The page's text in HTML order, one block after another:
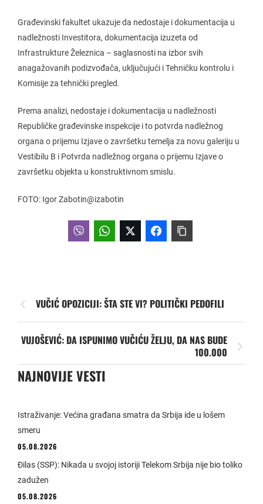
Građevinski fakultet ukazuje da nedostaje i dokumentacija u
nadležnosti Investitora, dokumentacija izuzeta od
Infrastrukture Železnica – saglasnosti na izbor svih
anagažovanih podizvođača, uključujući i Tehničku kontrolu i
Komisije za tehnički pregled.
Prema analizi, nedostaje i dokumentacija u nadležnosti
Republičke građevinske inspekcije i to potvrda nadležnog
organa o prijemu Izjave o završetku temelja za novu galeriju u
Vestibilu B i Potvrda nadležnog organa o prijemu Izjave o
završetku objekta u konstruktivnom smislu.
FOTO: Igor Zabotin@izabotin
VUČIĆ OPOZICIJI: ŠTA STE VI? POLITIČKI PEDOFILI
VUJOŠEVIĆ: DA ISPUNIMO VUČIĆU ŽELJU, DA NAS BUDE
100.000
NAJNOVIJE VESTI
Istraživanje: Većina građana smatra da Srbija ide u lošem
smeru
05.08.2026
Đilas (SSP): Nikada u svojoj istoriji Telekom Srbija nije bio toliko
zadužen
05.08.2026